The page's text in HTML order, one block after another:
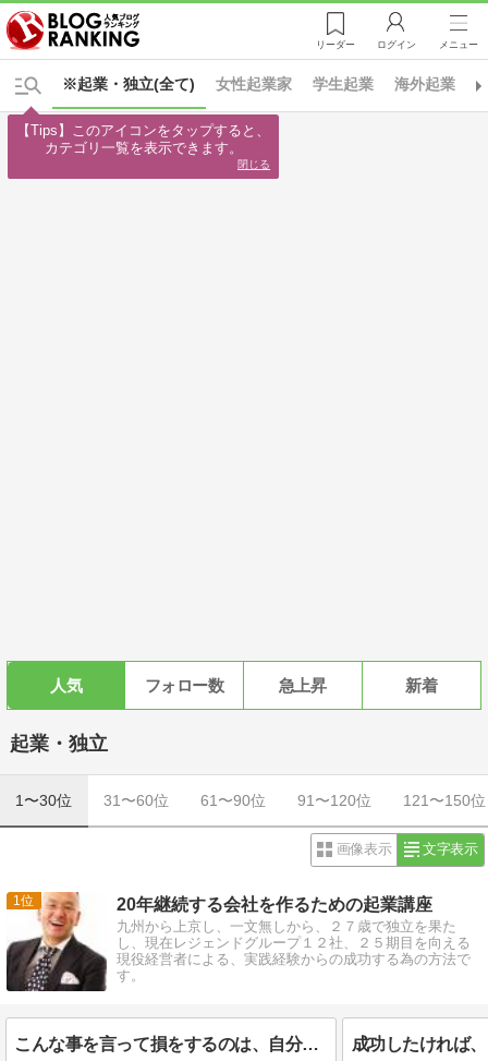
リーダー ログイン メニュー
※起業・独立(全て) 女性起業家 学生起業 海外起業
人気 フォロー数 急上昇 新着
起業・独立
1〜30位 31〜60位 61〜90位 91〜120位 121〜150位
画像表示 文字表示
1 20年継続する会社を作るための起業講座
九州から上京し、一文無しから、２７歳で独立を果た
し、現在レジェンドグループ１２社、２５期目を向える
現役経営者による、実践経験からの成功する為の方法で
す。
こんな事を言って損をするのは、自分自身だと気付いて下さい。
【Tips】このアイコンをタップすると、
カテゴリ一覧を表示できます。
閉じる